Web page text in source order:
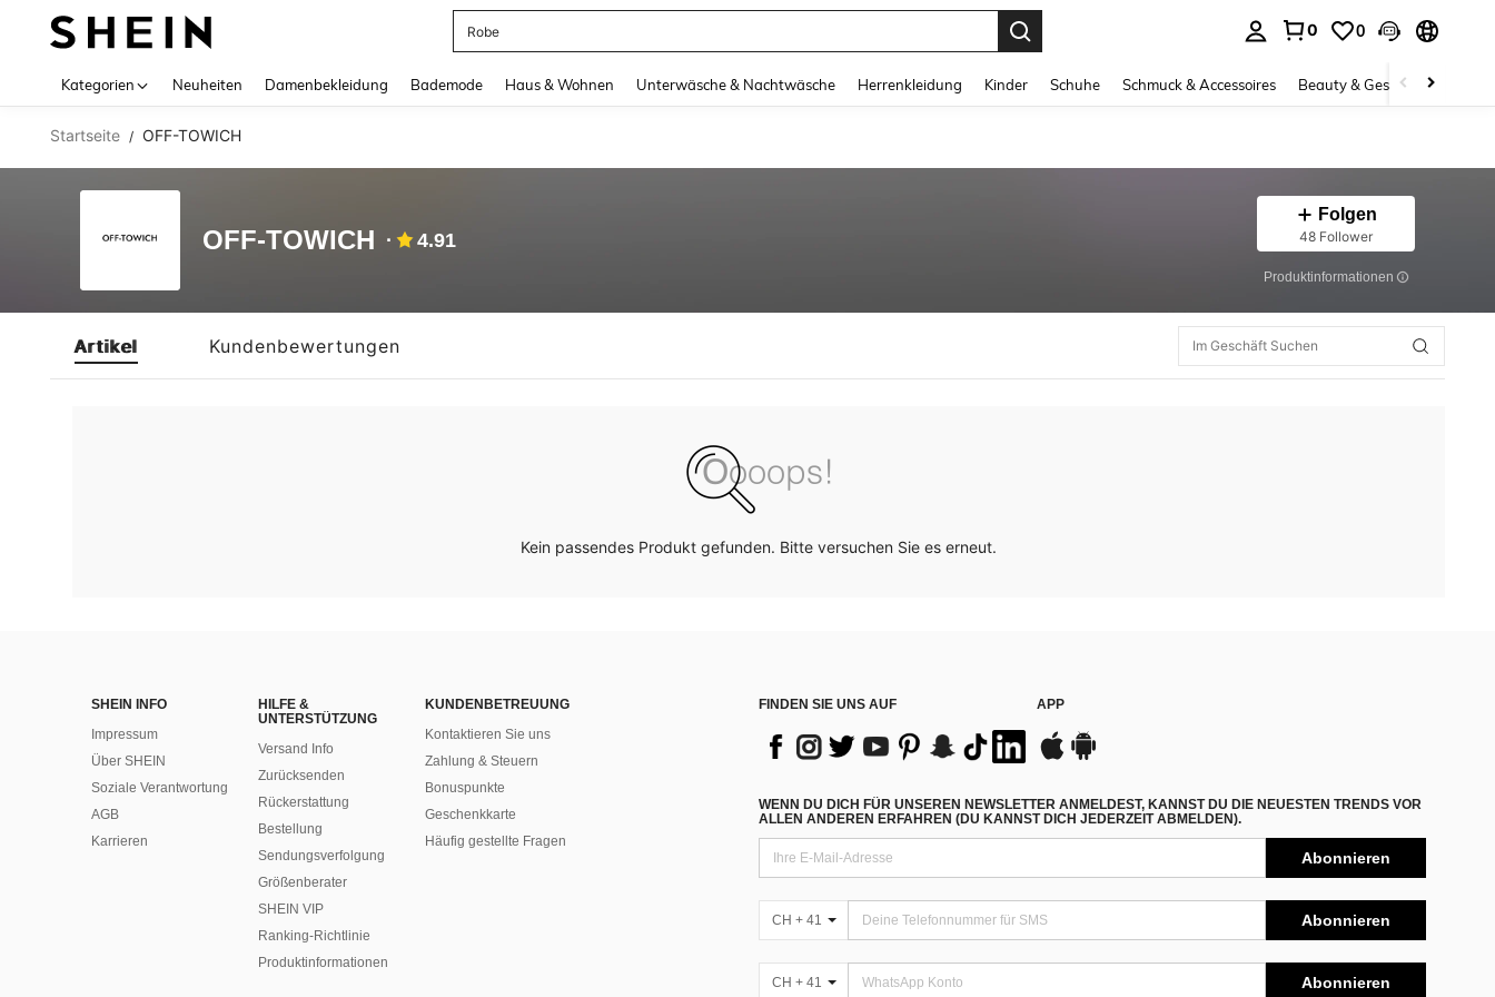
Robe
0 0
Kategorien Neuheiten Damenbekleidung Bademode Haus & Wohnen Unterwäsche & Nachtwäsche Herrenkleidung Kinder Schuhe Schmuck & Accessoires Beauty & Gesundheit
Startseite / OFF-TOWICH
OFF-TOWICH 4.91
Folgen
48 Follower
Produktinformationen
Artikel Kundenbewertungen
Kein passendes Produkt gefunden. Bitte versuchen Sie es erneut.
SHEIN INFO
Impressum
Über SHEIN
Soziale Verantwortung
AGB
Karrieren
HILFE &
UNTERSTÜTZUNG
Versand Info
Zurücksenden
Rückerstattung
Bestellung
Sendungsverfolgung
Größenberater
SHEIN VIP
Ranking-Richtlinie
​Produktinformationen
KUNDENBETREUUNG
Kontaktieren Sie uns
Zahlung & Steuern
Bonuspunkte
Geschenkkarte
Häufig gestellte Fragen
FINDEN SIE UNS AUF APP
WENN DU DICH FÜR UNSEREN NEWSLETTER ANMELDEST, KANNST DU DIE NEUESTEN TRENDS VOR
ALLEN ANDEREN ERFAHREN (DU KANNST DICH JEDERZEIT ABMELDEN).
Abonnieren
CH + 41 Abonnieren
CH + 41 Abonnieren